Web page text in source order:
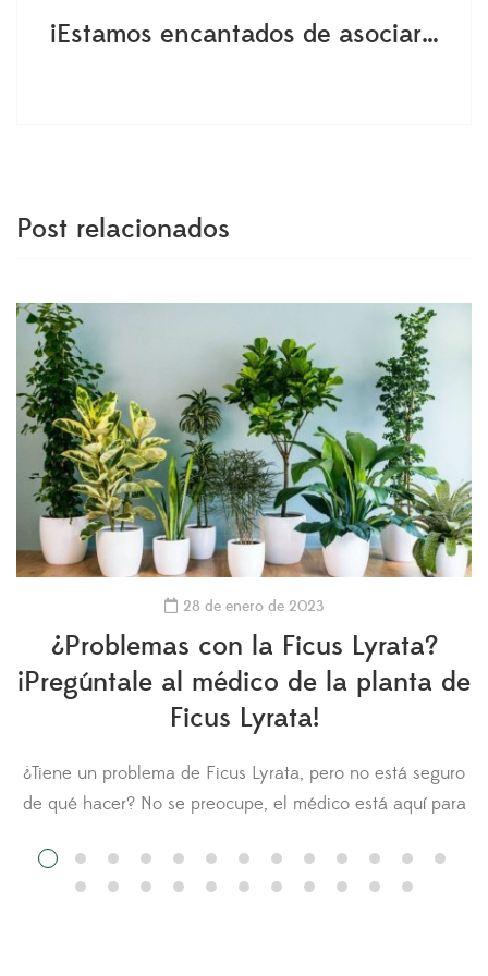
¡Estamos encantados de asociarnos con House Plant Shop!
Post relacionados
28 de enero de 2023
¿Problemas con la Ficus Lyrata?
¡Pregúntale al médico de la planta de
Ficus Lyrata!
¿Tiene un problema de Ficus Lyrata, pero no está seguro
de qué hacer? No se preocupe, el médico está aquí para
y cargue fotos de su planta para obtener
recomendaciones. Otros miembros del Fiddle Leaf Fig